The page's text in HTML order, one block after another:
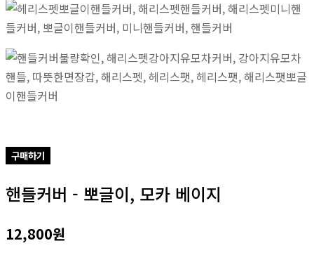
구매하기
핸들커버 - 뽀글이, 모카 베이지
12,800원